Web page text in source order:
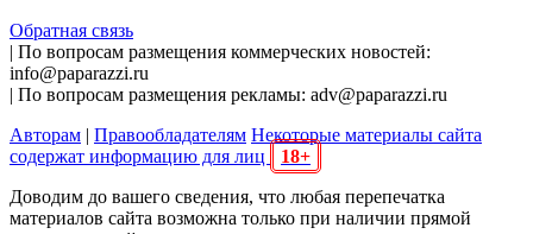
Обратная связь
| По вопросам размещения коммерческих новостей:
info@paparazzi.ru
| По вопросам размещения рекламы: adv@paparazzi.ru
Авторам | Правообладателям Некоторые материалы сайта
содержат информацию для лиц
18+
Доводим до вашего сведения, что любая перепечатка
материалов сайта возможна только при наличии прямой